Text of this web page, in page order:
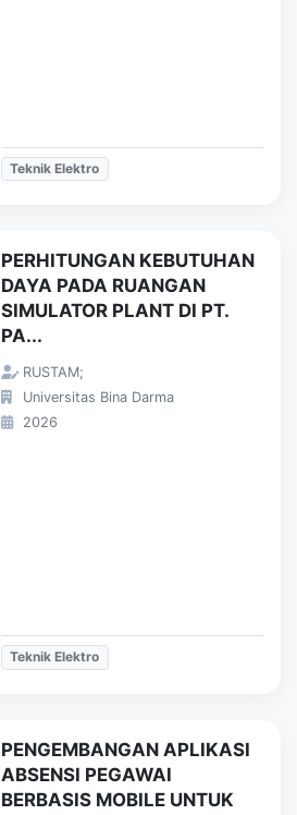
Teknik Elektro
PERHITUNGAN KEBUTUHAN
DAYA PADA RUANGAN
SIMULATOR PLANT DI PT.
PA...
RUSTAM;
Universitas Bina Darma
2026
Teknik Elektro
PENGEMBANGAN APLIKASI
ABSENSI PEGAWAI
BERBASIS MOBILE UNTUK